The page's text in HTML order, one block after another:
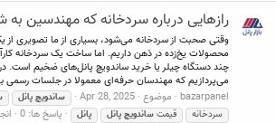
رازهایی درباره سردخانه که مهندسین به
وقتی صحبت از سردخانه می‌شود، بسیاری از ما تصویری
محصولات یخ‌زده در ذهن داریم. اما ساخت یک سردخانه
چند دستگاه چیلر یا خرید ساندویچ پانل‌های ضخیم است.
می‌پردازیم که مهندسان حرفه‌ای معمولا در جلسات رسمی
bazarpanel موضوع Apr 28, 2025 ساندویچ پانل
سردخانه
قیمت ساندویچ پانل پانل پاسخ ها: 0